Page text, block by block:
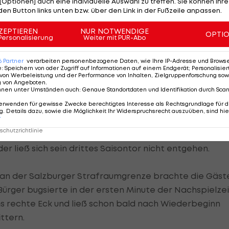
Stanglpass Schiemer im Rutschen aus zwei Metern
nur selten den Weg über die Mittellinie, hatte die
aus zwölf Metern klar verfehlte (20.).
konnten die Burgenländer trotz 5:3-Überzahl nach
Konter perfekt ab: Mendes bediente nach
ließ sich sein drittes Saisontor nicht entgehen.
der Salzburger Strafraumgrenze brachte die
bugsierte in der ersten Minute der
rechte Eck und ließ schon bald nach Wiederbeginn
Button links unten bzw. über den Link in der Fußzeile anpassen.
NUR NOTWENDIGE
Weiter mit PUR-Abo
Partner verarbeiten personenbezogene Daten, wie Ihre IP-Adresse und
: Speichern von oder Zugriff auf Informationen auf einem Endgerät;
Werbeleistung und der Performance von Inhalten, Zielgruppenforschung
von Angeboten.
unter Umständen auch: Genaue Standortdaten und Identifikation durch
für gewisse Zwecke berechtigtes Interesse als Rechtsgrundlage für
Details dazu, sowie die Möglichkeit Ihr Widerspruchsrecht auszuüben, sind